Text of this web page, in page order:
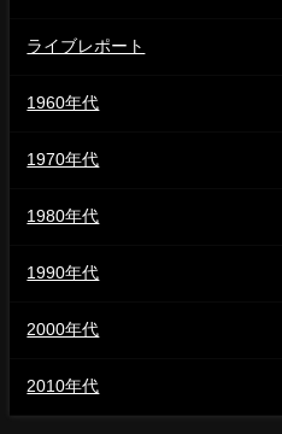
ライブレポート
1960年代
1970年代
1980年代
1990年代
2000年代
2010年代